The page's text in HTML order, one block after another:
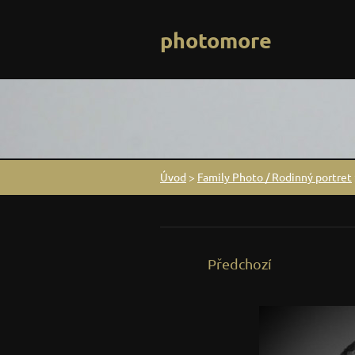
photomore
Úvod > Family Photo / Rodinný portret
Předchozí